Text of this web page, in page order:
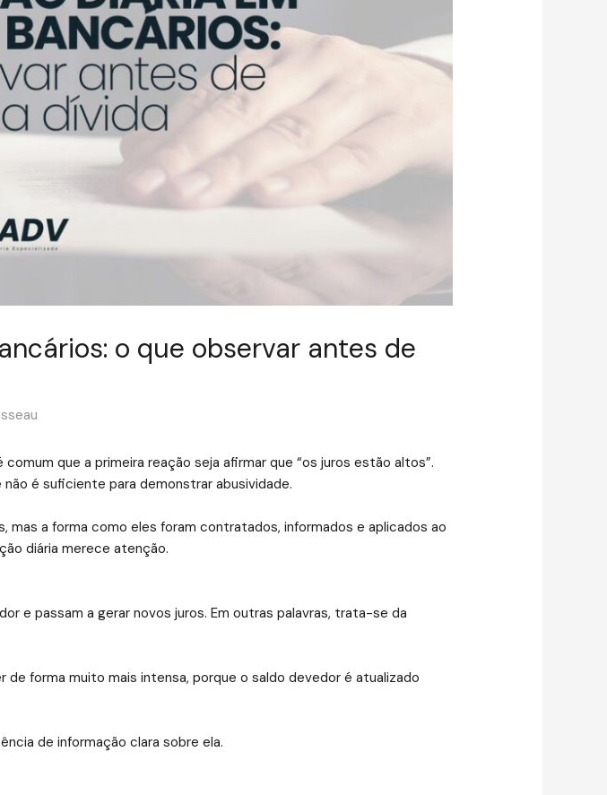
o que observar antes de
que a primeira reação seja afirmar que “os juros estão altos”.
é suficiente para demonstrar abusividade.
a forma como eles foram contratados, informados e aplicados ao
diária merece atenção.
e passam a gerar novos juros. Em outras palavras, trata-se da
forma muito mais intensa, porque o saldo devedor é atualizado
de informação clara sobre ela.